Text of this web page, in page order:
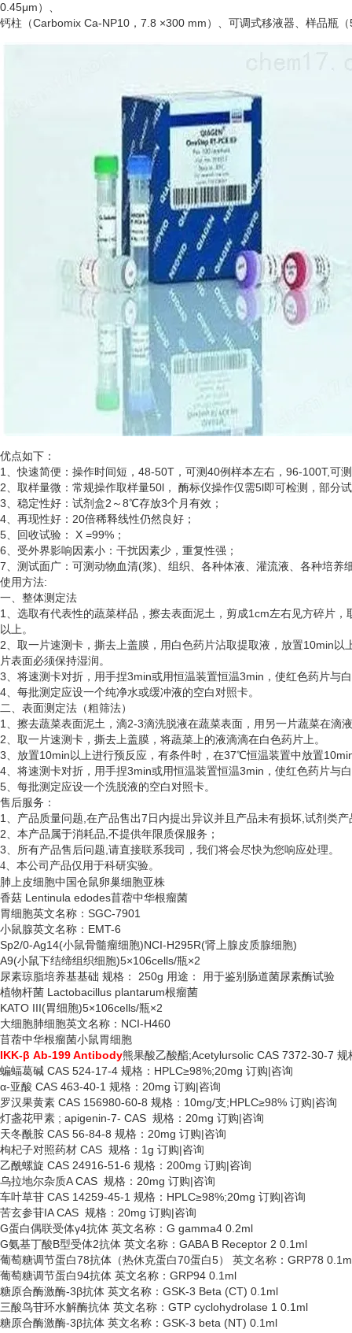
0.45μm）、
钙柱（Carbomix Ca-NP10，7.8 ×300 mm）、可调式移液器、样品瓶
优点如下：
1、快速简便：操作时间短，48-50T，可测40例样本左右，96-100T,可
2、取样量微：常规操作取样量50l， 酶标仪操作仅需5l即可检测，部分
3、稳定性好：试剂盒2～8℃存放3个月有效；
4、再现性好：20倍稀释线性仍然良好；
5、回收试验： X =99%；
6、受外界影响因素小：干扰因素少，重复性强；
7、测试面广：可测动物血清(浆)、组织、各种体液、灌流液、各种培
使用方法:
一、整体测定法
1、选取有代表性的蔬菜样品，擦去表面泥土，剪成1cm左右见方碎片
以上。
2、取一片速测卡，撕去上盖膜，用白色药片沾取提取液，放置10min
片表面必须保持湿润。
3、将速测卡对折，用手捏3min或用恒温装置恒温3min，使红色药片与
4、每批测定应设一个纯净水或缓冲液的空白对照卡。
二、表面测定法（粗筛法）
1、擦去蔬菜表面泥土，滴2-3滴洗脱液在蔬菜表面，用另一片蔬菜在滴
2、取一片速测卡，撕去上盖膜，将蔬菜上的液滴滴在白色药片上。
3、放置10min以上进行预反应，有条件时，在37℃恒温装置中放置
4、将速测卡对折，用手捏3min或用恒温装置恒温3min，使红色药片与
5、每批测定应设一个洗脱液的空白对照卡。
售后服务：
1、产品质量问题,在产品售出7日内提出异议并且产品未有损坏,试剂类
2、本产品属于消耗品,不提供年限质保服务；
3、所有产品售后问题,请直接联系我司，我们将会尽快为您响应处理。
4 本公司产品仅用于科研实验。
肺上皮细胞中国仓鼠卵巢细胞亚株
香菇 Lentinula edodes苜蓿中华根瘤菌
胃细胞英文名称： SGC-7901
小鼠腺英文名称： EMT-6
Sp2/0-Ag14(小鼠骨髓瘤细胞)NCI-H295R(肾上腺皮质腺细胞)
A9(小鼠下结缔组织细胞)5×106cells/瓶×2
尿素琼脂培养基基础 规格：
250g 用途： 用于鉴别肠道菌尿素酶试验
植物杆菌 Lactobacillus plantarum根瘤菌
KATO III(胃细胞)5×106cells/瓶×2
大细胞肺细胞英文名称： NCI-H460
苜蓿中华根瘤菌小鼠胃细胞
IKK-β Ab-199 Antibody熊果酸乙酸酯;Acetylursolic CAS 7372-30-7
蝙蝠葛碱 CAS 524-17-4 规格：HPLC≥98%;20mg 订购|咨询
α-亚酸 CAS 463-40-1 规格：20mg 订购|咨询
罗汉果黄素 CAS 156980-60-8 规格：10mg/支;HPLC≥98% 订购|咨询
灯盏花甲素 ; apigenin-7- CAS 规格：20mg 订购|咨询
天冬酰胺 CAS 56-84-8 规格：20mg 订购|咨询
枸杞子对照药材 CAS 规格：1g 订购|咨询
乙酰螺旋 CAS 24916-51-6 规格：200mg 订购|咨询
乌拉地尔杂质A CAS 规格：20mg 订购|咨询
车叶草苷 CAS 14259-45-1 规格：HPLC≥98%;20mg 订购|咨询
苦玄参苷IA CAS 规格：20mg 订购|咨询
G蛋白偶联受体γ4抗体 英文名称：G gamma4 0.2ml
G氨基丁酸B型受体2抗体 英文名称：GABA B Receptor 2 0.1ml
葡萄糖调节蛋白78抗体（热休克蛋白70蛋白5） 英文名称：GRP78
葡萄糖调节蛋白94抗体 英文名称：GRP94 0.1ml
糖原合酶激酶-3β抗体 英文名称：GSK-3 Beta (CT) 0.1ml
三酸鸟苷环水解酶抗体 英文名称： GTP cyclohydrolase 1 0.1ml
糖原合酶激酶-3β抗体 英文名称：GSK-3 beta (NT) 0.1ml